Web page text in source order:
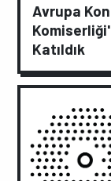
Avrupa
Katıldık